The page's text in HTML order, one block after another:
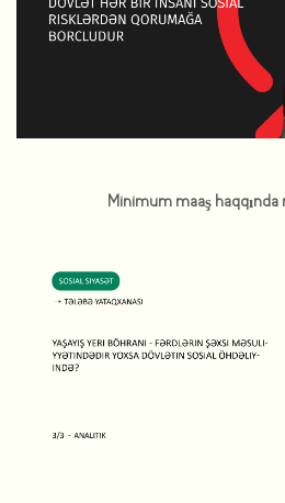
Minimum maaş haqqında